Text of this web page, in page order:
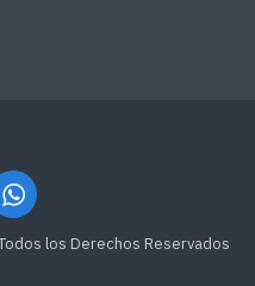
los Derechos Reservados